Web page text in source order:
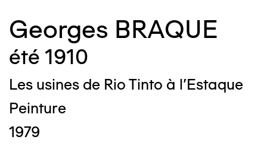
Georges BRAQUE
été 1910
Les usines de Rio Tinto à l'Estaque
Peinture
1979